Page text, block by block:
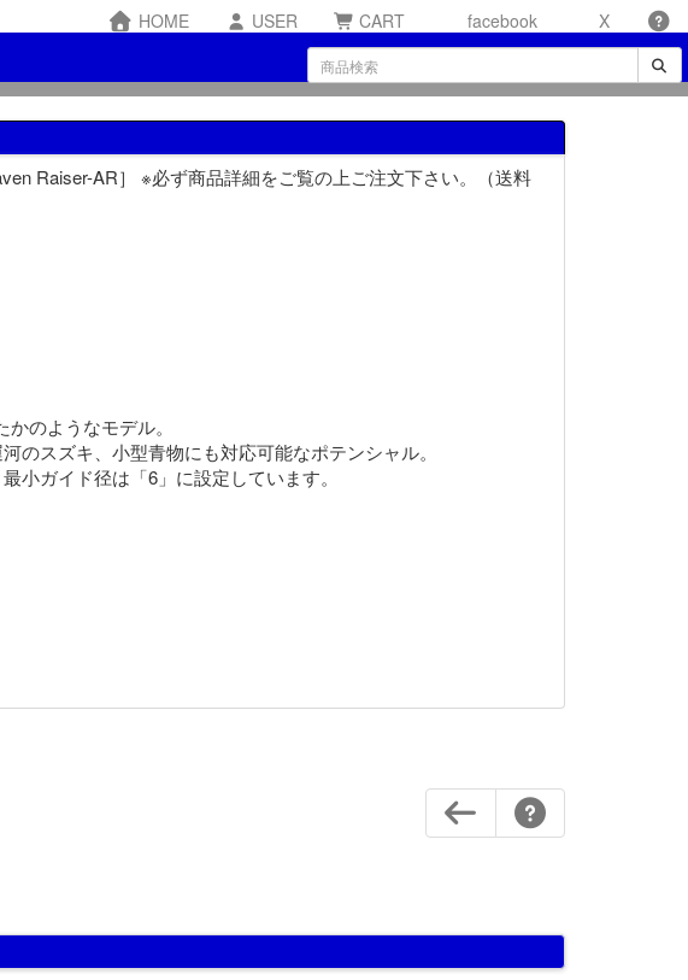
HOME USER CART facebook X
Raiser-AR］ ※必ず商品詳細をご覧の上ご注文下さい。（送料
のようなモデル。
のスズキ、小型青物にも対応可能なポテンシャル。
小ガイド径は「6」に設定しています。